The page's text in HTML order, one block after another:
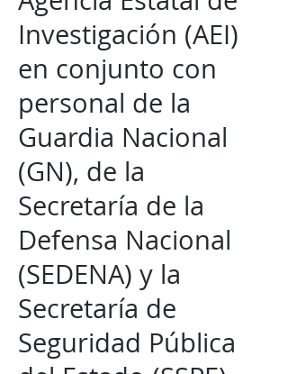
Investigación (AEI)
en conjunto con
personal de la
Guardia Nacional
(GN), de la
Secretaría de la
Defensa Nacional
(SEDENA) y la
Secretaría de
Seguridad Pública